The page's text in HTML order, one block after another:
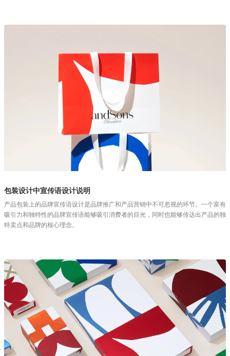
包装设计中宣传语设计说明
产品包装上的品牌宣传语设计是品牌推广和产品营销中不可忽视的环节。一个富有
吸引力和独特性的品牌宣传语能够吸引消费者的目光，同时也能够传达出产品的独
特卖点和品牌的核心理念。